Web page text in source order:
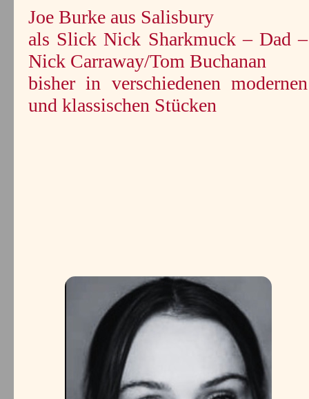
Joe Burke aus Salisbury
als Slick Nick Sharkmuck – Dad –
Nick Carraway/Tom Buchanan
bisher in verschiedenen modernen
und klassischen Stücken